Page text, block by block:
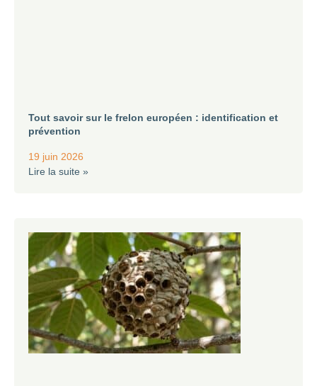
Tout savoir sur le frelon européen : identification et
prévention
19 juin 2026
Lire la suite »